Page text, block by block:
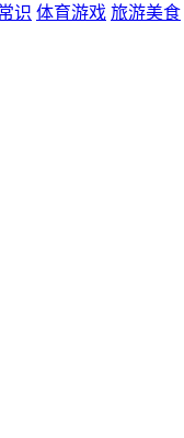
识 体育游戏 旅游美食